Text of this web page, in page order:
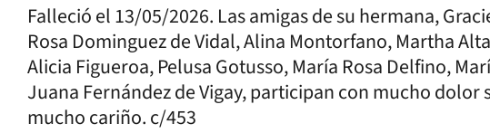
Falleció el 13/05/2026. Las amigas de su hermana,
Rosa Dominguez de Vidal, Alina Montorfano, Martha
Alicia Figueroa, Pelusa Gotusso, María Rosa Delfino,
Juana Fernández de Vigay, participan con mucho
mucho cariño. c/453